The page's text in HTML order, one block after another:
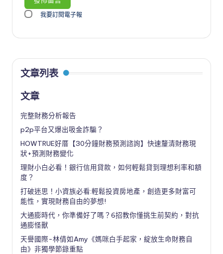
我要訂閱電子報
文章列表
文章
完整財務分析報告
p2p平台又爆出吸金詐騙？
HOWTRUE好厝【30分鐘財務預測諮詢】快速釐清財務現
狀+預測財務變化
理財小白必看！銀行信用貸款，如何輕鬆貸到理想利率和額
度？
打破迷思！小資族必看:輕鬆投資房地產，創造更多財富可
能性，實現財務自由的夢想!
大通膨時代，你準備好了嗎？6招教你懂挑生前契約，對抗
通膨怪獸
天譽國際-林倩如Amy《媽咪白手起家，綻放生命財務自
由》非獨學節錄重點